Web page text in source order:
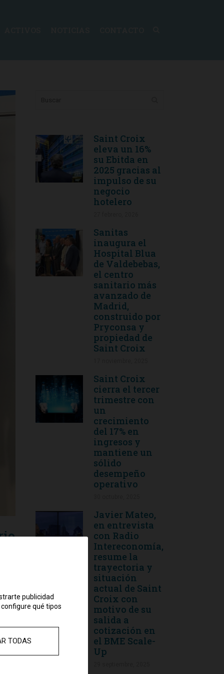
Saint Croix
eleva un 16%
su Ebitda en
2025 gracias al
impulso de su
negocio
hotelero
Sanitas
inaugura el
Hospital Blua
de Valdebebas,
el centro
sanitario más
avanzado de
Madrid,
construido por
Pryconsa y
propiedad de
Saint Croix
Saint Croix
cierra el tercer
trimestre con
un
crecimiento
del 17% en
ingresos y
mantiene un
sólido
desempeño
operativo
Javier Mateo,
en entrevista
con Radio
Intereconomía,
resume la
trayectoria y
situación
actual de Saint
Croix con
motivo de su
salida a
cotización en
el BME Scale-
Up
publicidad
qué tipos
TODAS